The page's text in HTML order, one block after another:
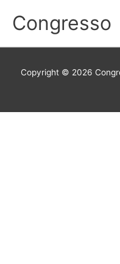
paraCongresso
Copyright © 2026